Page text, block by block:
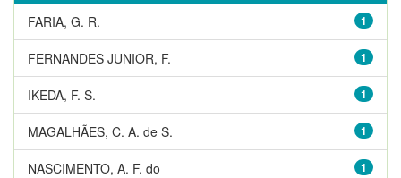
1
FARIA, G. R.
1
FERNANDES JUNIOR, F.
1
IKEDA, F. S.
1
MAGALHÃES, C. A. de S.
1
NASCIMENTO, A. F. do